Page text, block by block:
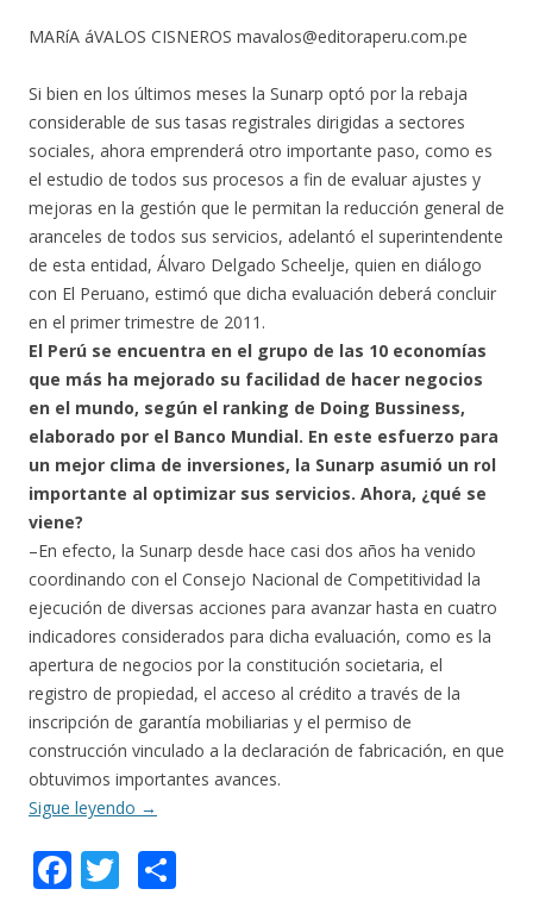
MARíA áVALOS CISNEROS mavalos@editoraperu.com.pe
Si bien en los últimos meses la Sunarp optó por la rebaja
considerable de sus tasas registrales dirigidas a sectores
sociales, ahora emprenderá otro importante paso, como es
el estudio de todos sus procesos a fin de evaluar ajustes y
mejoras en la gestión que le permitan la reducción general de
aranceles de todos sus servicios, adelantó el superintendente
de esta entidad, Álvaro Delgado Scheelje, quien en diálogo
con El Peruano, estimó que dicha evaluación deberá concluir
en el primer trimestre de 2011.
El Perú se encuentra en el grupo de las 10 economías
que más ha mejorado su facilidad de hacer negocios
en el mundo, según el ranking de Doing Bussiness,
elaborado por el Banco Mundial. En este esfuerzo para
un mejor clima de inversiones, la Sunarp asumió un rol
importante al optimizar sus servicios. Ahora, ¿qué se
viene?
–En efecto, la Sunarp desde hace casi dos años ha venido
coordinando con el Consejo Nacional de Competitividad la
ejecución de diversas acciones para avanzar hasta en cuatro
indicadores considerados para dicha evaluación, como es la
apertura de negocios por la constitución societaria, el
registro de propiedad, el acceso al crédito a través de la
inscripción de garantía mobiliarias y el permiso de
construcción vinculado a la declaración de fabricación, en que
obtuvimos importantes avances.
Sigue leyendo →
F T